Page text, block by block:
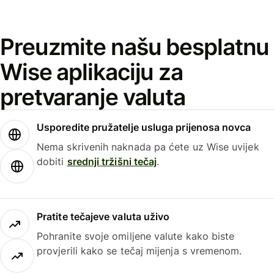
Preuzmite našu besplatnu
Wise aplikaciju za
pretvaranje valuta
Usporedite pružatelje usluga prijenosa novca
Nema skrivenih naknada pa ćete uz Wise uvijek
dobiti srednji tržišni tečaj.
Pratite tečajeve valuta uživo
Pohranite svoje omiljene valute kako biste
provjerili kako se tečaj mijenja s vremenom.